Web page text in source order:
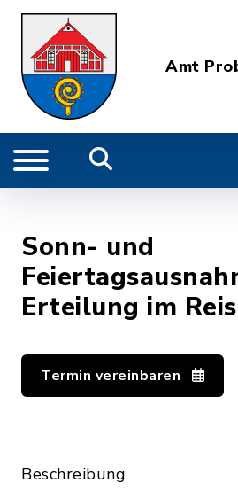
Amt
Sonn- und
Erteilung im
Termin vereinbaren
Beschreibung